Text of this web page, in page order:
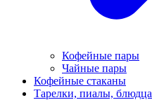
Кофейные пары
Чайные пары
Кофейные стаканы
Тарелки, пиалы, блюдца